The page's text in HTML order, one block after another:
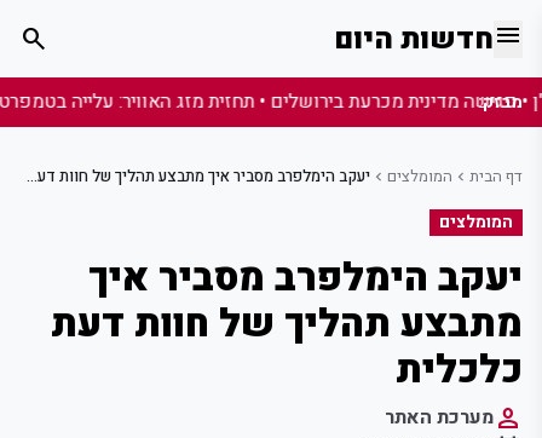
menuחדשות היום search
מבזק:
דף הבית chevron_left המומלצים chevron_left יעקב הימלפרב מסביר איך מתבצע תהליך של חוות דעת כלכלית
המומלצים
יעקב הימלפרב מסביר איך
מתבצע תהליך של חוות דעת
כלכלית
personמערכת האתר